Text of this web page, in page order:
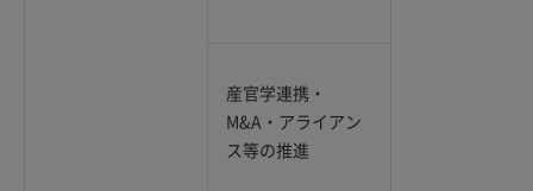
産官学連携・
M&A・アライアン
ス等の推進